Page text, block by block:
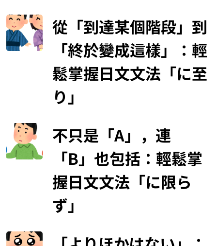
從「到達某個階段」到
「終於變成這樣」：輕
鬆掌握日文文法「に至
り」
不只是「A」，連
「B」也包括：輕鬆掌
握日文文法「に限ら
ず」